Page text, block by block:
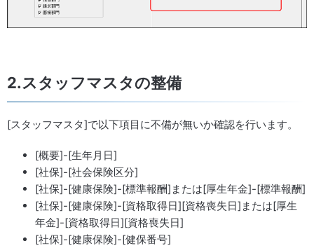
2.スタッフマスタの整備
[スタッフマスタ]で以下項目に不備が無いか確認を行います。
[概要]-[生年月日]
[社保]-[社会保険区分]
[社保]-[健康保険]-[標準報酬]または[厚生年金]-[標準報酬]
[社保]-[健康保険]-[資格取得日][資格喪失日]または[厚生
年金]-[資格取得日][資格喪失日]
[社保]-[健康保険]-[健保番号]